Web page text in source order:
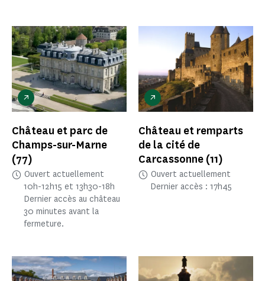
Château et parc de
Champs-sur-Marne
(77)
Ouvert actuellement
10h-12h15 et 13h30-18h
Dernier accès au château
30 minutes avant la
fermeture.
Château et remparts
de la cité de
Carcassonne (11)
Ouvert actuellement
Dernier accès : 17h45